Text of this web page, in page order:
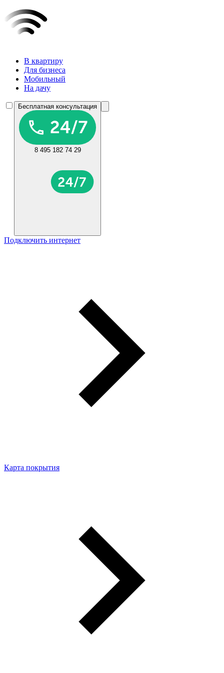
В квартиру
Для бизнеса
Мобильный
На дачу
Бесплатная консультация
8 495 182 74 29
Подключить интернет
Карта покрытия